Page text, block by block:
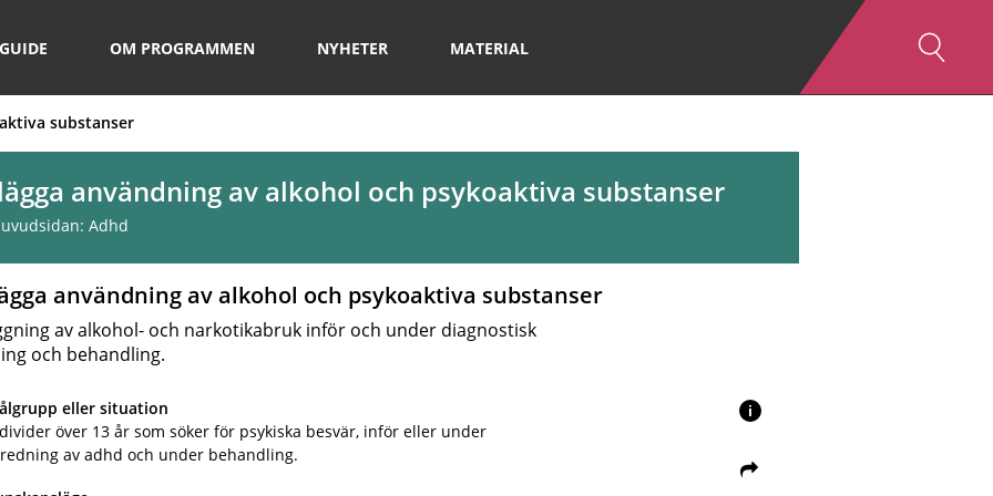
OM PROGRAMMEN NYHETER MATERIAL
substanser
användning av alkohol och psykoaktiva substanser
Adhd
användning av alkohol och psykoaktiva substanser
av alkohol- och narkotikabruk inför och under diagnostisk
och behandling.
eller situation
över 13 år som söker för psykiska besvär, inför eller under
av adhd och under behandling.
i